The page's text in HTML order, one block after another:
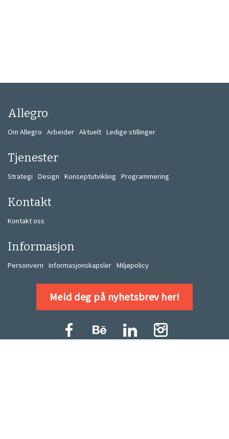
Allegro
Om Allegro Arbeider Aktuelt Ledige stillinger
Tjenester
Strategi Design Konseptutvikling Programmering
Kontakt
Kontakt oss
Informasjon
Personvern Informasjonskapsler Miljøpolicy
Meld deg på nyhetsbrev her!